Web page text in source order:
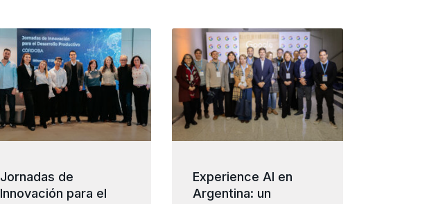
Jornadas de
Innovación para el
Experience AI en
Argentina: un